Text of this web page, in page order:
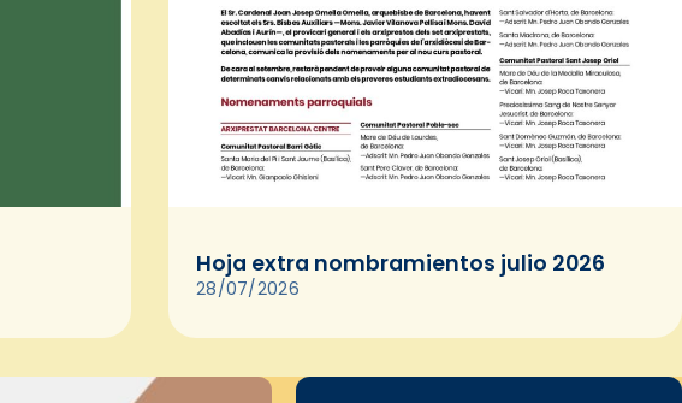
Hoja extra nombramientos julio 2026
28/07/2026